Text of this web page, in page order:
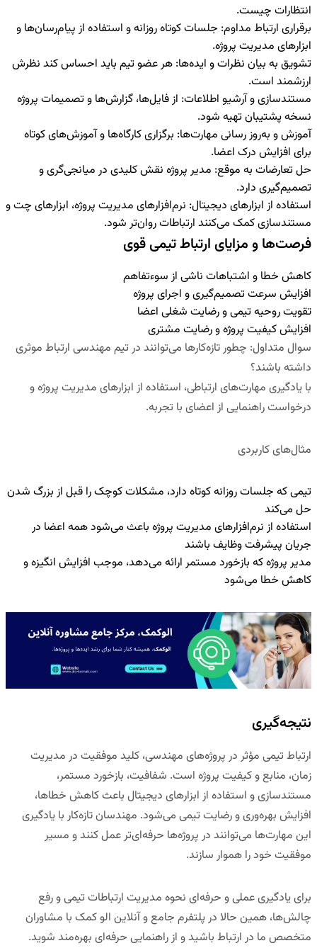
انتظارات چیست.
برقراری ارتباط مداوم: جلسات کوتاه روزانه و استفاده از پیام‌رسان‌ها و
ابزارهای مدیریت پروژه.
تشویق به بیان نظرات و ایده‌ها: هر عضو تیم باید احساس کند نظرش
ارزشمند است.
مستندسازی و آرشیو اطلاعات: از فایل‌ها، گزارش‌ها و تصمیمات پروژه
نسخه پشتیبان تهیه شود.
آموزش و به‌روز رسانی مهارت‌ها: برگزاری کارگاه‌ها و آموزش‌های کوتاه
برای افزایش درک اعضا.
حل تعارضات به موقع: مدیر پروژه نقش کلیدی در میانجی‌گری و
تصمیم‌گیری دارد.
استفاده از ابزارهای دیجیتال: نرم‌افزارهای مدیریت پروژه، ابزارهای چت و
مستندسازی کمک می‌کنند ارتباطات روان‌تر شود.
فرصت‌ها و مزایای ارتباط تیمی قوی
کاهش خطا و اشتباهات ناشی از سوءتفاهم
افزایش سرعت تصمیم‌گیری و اجرای پروژه
تقویت روحیه تیمی و رضایت شغلی اعضا
افزایش کیفیت پروژه و رضایت مشتری
سوال متداول: چطور تازه‌کارها می‌توانند در تیم مهندسی ارتباط موثری
داشته باشند؟
با یادگیری مهارت‌های ارتباطی، استفاده از ابزارهای مدیریت پروژه و
درخواست راهنمایی از اعضای با تجربه.
مثال‌های کاربردی
تیمی که جلسات روزانه کوتاه دارد، مشکلات کوچک را قبل از بزرگ شدن
حل می‌کند
استفاده از نرم‌افزارهای مدیریت پروژه باعث می‌شود همه اعضا در
جریان پیشرفت وظایف باشند
مدیر پروژه که بازخورد مستمر ارائه می‌دهد، موجب افزایش انگیزه و
کاهش خطا می‌شود
نتیجه‌گیری
ارتباط تیمی مؤثر در پروژه‌های مهندسی، کلید موفقیت در مدیریت
زمان، منابع و کیفیت پروژه است. شفافیت، بازخورد مستمر،
مستندسازی و استفاده از ابزارهای دیجیتال باعث کاهش خطاها،
افزایش بهره‌وری و رضایت تیمی می‌شود. مهندسان تازه‌کار با یادگیری
این مهارت‌ها می‌توانند در پروژه‌ها حرفه‌ای‌تر عمل کنند و مسیر
موفقیت خود را هموار سازند.
برای یادگیری عملی و حرفه‌ای نحوه مدیریت ارتباطات تیمی و رفع
چالش‌ها، همین حالا درپلتفرم جامع و آنلاین الو کمک با مشاوران
متخصص ما در ارتباط باشید و از راهنمایی حرفه‌ای بهره‌مند شوید.